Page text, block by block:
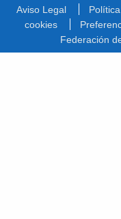
Aviso Legal
cookies
Federación